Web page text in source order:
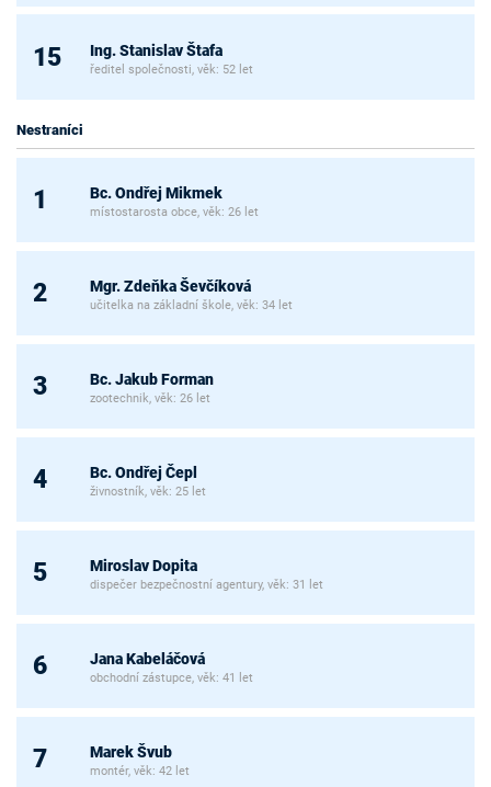
15 Ing. Stanislav Štafa
ředitel společnosti, věk: 52 let
Nestraníci
1 Bc. Ondřej Mikmek
místostarosta obce, věk: 26 let
2 Mgr. Zdeňka Ševčíková
učitelka na základní škole, věk: 34 let
3 Bc. Jakub Forman
zootechnik, věk: 26 let
4 Bc. Ondřej Čepl
živnostník, věk: 25 let
5 Miroslav Dopita
dispečer bezpečnostní agentury, věk: 31 let
6 Jana Kabeláčová
obchodní zástupce, věk: 41 let
7 Marek Švub
montér, věk: 42 let